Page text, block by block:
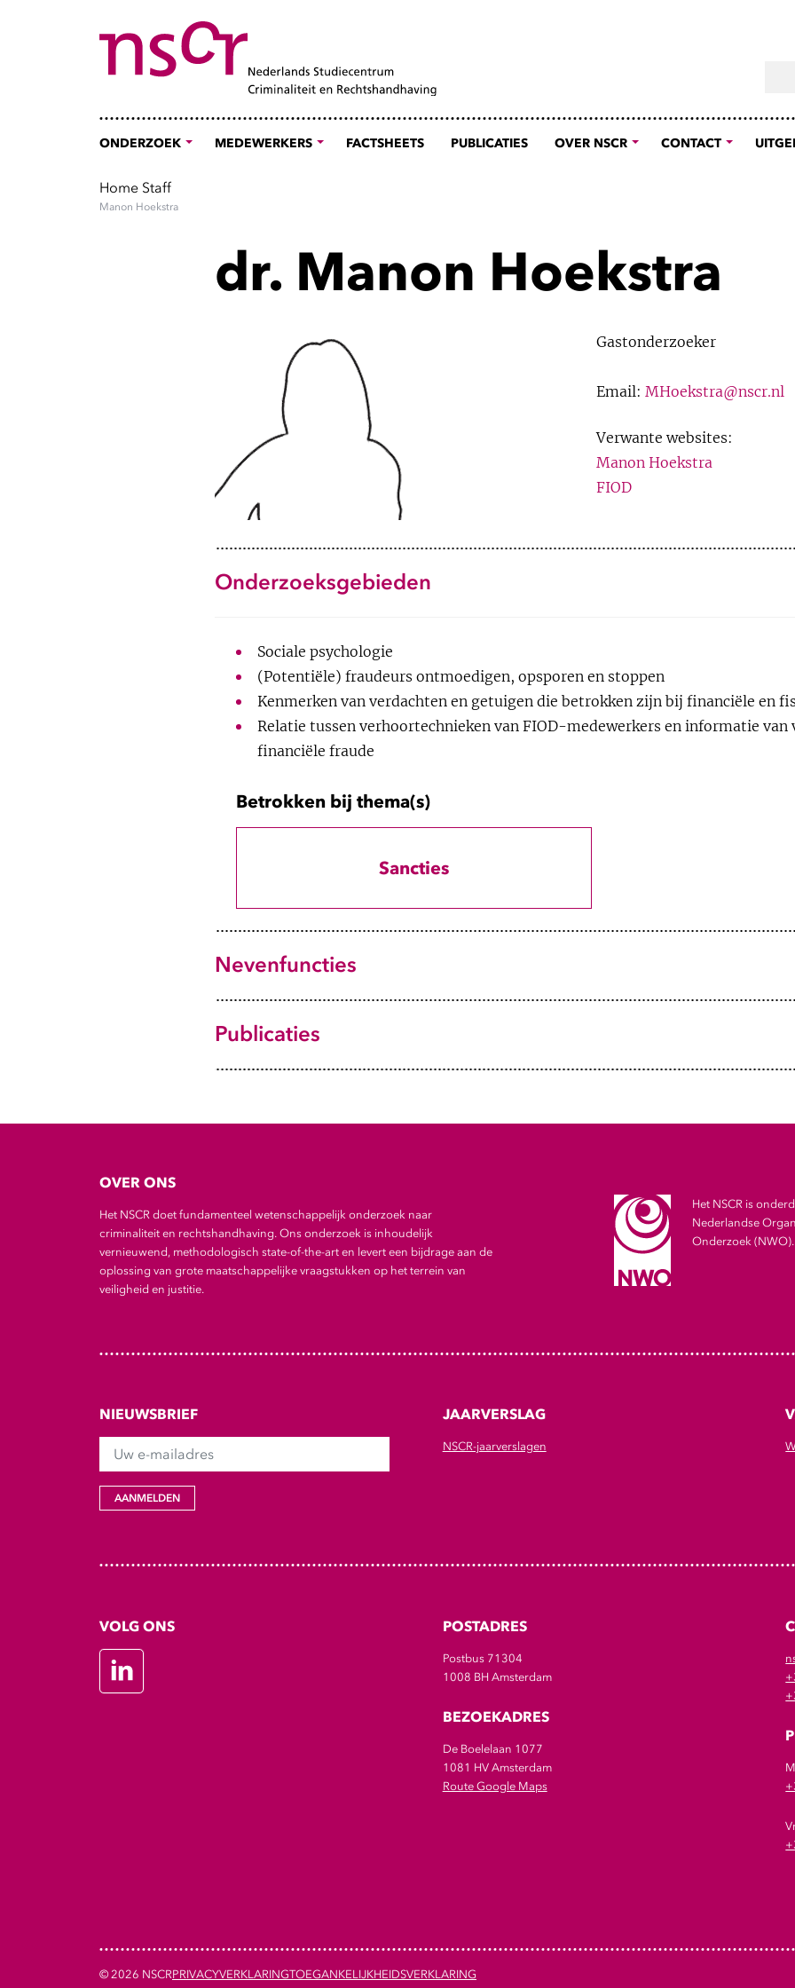
ONDERZOEK MEDEWERKERS FACTSHEETS PUBLICATIES OVER NSCR CONTACT
Home Staff
Manon Hoekstra
dr. Manon Hoekstra
Gastonderzoeker
Email: MHoekstra@nscr.nl
Verwante websites:
Manon Hoekstra
FIOD
Onderzoeksgebieden
Sociale psychologie
(Potentiële) fraudeurs ontmoedigen, opsporen en stoppen
Kenmerken van verdachten en getuigen die betrokken zijn bij financiële en
Relatie tussen verhoortechnieken van FIOD-medewerkers en informatie van
financiële fraude
Betrokken bij thema(s)
Sancties
Nevenfuncties
Publicaties
2025
T Snaphaan; S Verhoeven; K van Bergen;
ontrafeld
Boek Hoofstuk
Links|BibTeX
2024
suspects
Tijdschriftartikel
OVER ONS
Het NSCR doet fundamenteel wetenschappelijk onderzoek naar
criminaliteit en rechtshandhaving. Ons onderzoek is inhoudelijk
vernieuwend, methodologisch state-of-the-art en levert een bijdrage aan de
oplossing van grote maatschappelijke vraagstukken op het terrein van
veiligheid en justitie.
Het NSCR is
Nederlandse
Onderzoek (NWO).
NIEUWSBRIEF
AANMELDEN
JAARVERSLAG
NSCR-jaarverslagen
VOLG ONS
LinkedIn
POSTADRES
Postbus 71304
1008 BH Amsterdam
BEZOEKADRES
De Boelelaan 1077
1081 HV Amsterdam
Route Google Maps
© 2026 NSCRPRIVACYVERKLARINGTOEGANKELIJKHEIDSVERKLARING